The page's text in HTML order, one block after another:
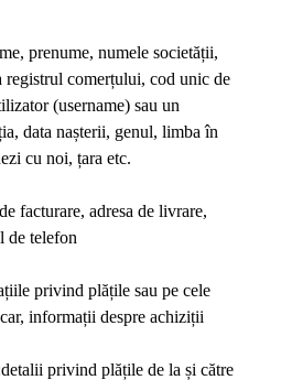
prenume, numele societății,
registrul comerțului, cod unic de
(username) sau un
data nașterii, genul, limba în
cu noi, țara etc.
facturare, adresa de livrare,
de telefon
privind plățile sau pe cele
informații despre achiziții
privind plățile de la și către